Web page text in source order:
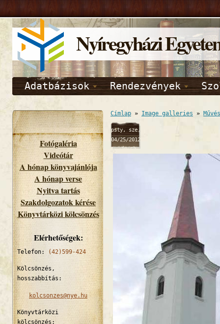
Nyíregyházi
Adatbázisok Rendezvények
Fotógaléria
Videótár
A hónap könyvajánlója
A hónap verse
Nyitva tartás
Szakdolgozatok kérése
Könyvtárközi kölcsönzés
Elérhetőségek:
Telefon: (42)599-424
Kölcsönzés,
hosszabbítás:
kolcsonzes@nye.hu
Könyvtárközi
kölcsönzés:
Címlap » Image galleries »
psty, sze,
04/25/2012
- 10:52